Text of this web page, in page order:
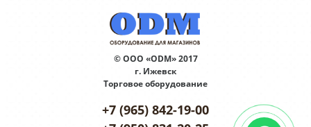
© ООО «ODM» 2017
г. Ижевск
Торговое оборудование
+7 (965) 842-19-00